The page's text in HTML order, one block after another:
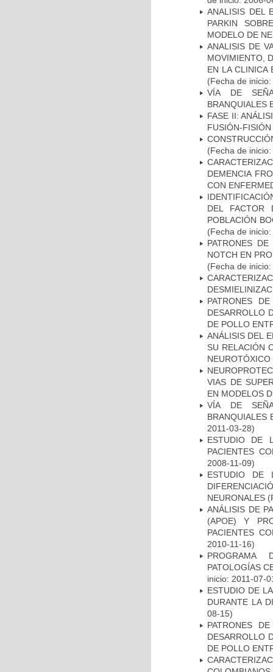
ANALISIS DEL
PARKIN
MODELO DE
ANALISIS DE
MOVIMIENTO,
EN LA CLINICA
(Fecha de
VÍA DE
BRANQUIALES
FASE II:
FUSIÓN-
(Fecha de
DEMENCIA
CON
DEL FACTOR
POBLACIÓN
(Fecha de
PATRONES
NOTCH EN
(Fecha de
PATRONES
DESARROLLO
DE POLLO
ANÁLISIS DEL
SU RELACIÓN
NEUROTÓXICO
VIAS DE
EN MODELOS
VÍA DE
BRANQUIALES
2011-03-28)
ESTUDIO DE
PACIENTES
2008-11-09)
ESTUDIO DE
NEURONALES
ANÁLISIS DE
(APOE) Y
PACIENTES
2010-11-16)
PROGRAMA
PATOLOGÍAS
inicio: 2011-07-
ESTUDIO DE
DURANTE LA
08-15)
PATRONES
DESARROLLO
DE POLLO